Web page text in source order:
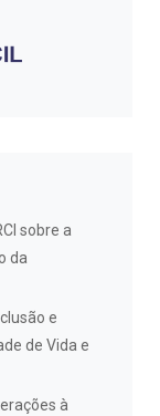
sobre a
da
e
de Vida e
à